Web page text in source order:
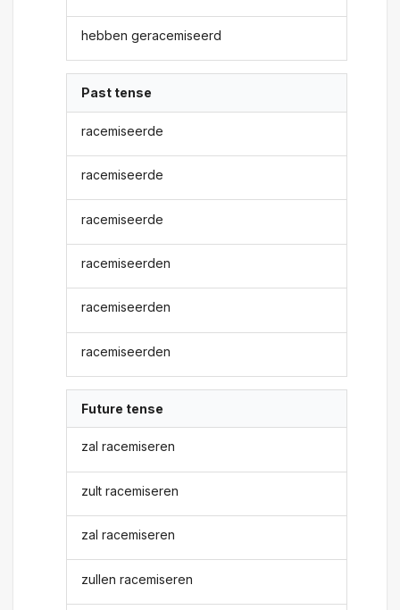
hebben geracemiseerd
Past tense
racemiseerde
racemiseerde
racemiseerde
racemiseerden
racemiseerden
racemiseerden
Future tense
zal racemiseren
zult racemiseren
zal racemiseren
zullen racemiseren